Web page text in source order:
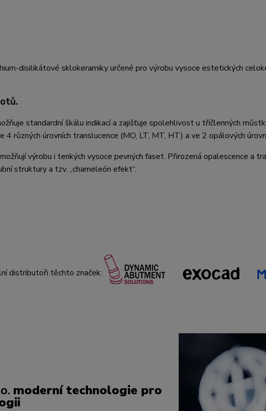
disilikátové sklokeramiky určené pro výrobu vysoce estetických
standardní škálu indikací a zajišťuje spolehlivost u tříčlenných
4 různých úrovních translucence (MO, LT, MT, HT) a ve 2 opálových
výrobu i tenkých vysoce pevných faset. Přirozená opalescence a
struktury a tzv. „chameleón efekt“.
distributoři těchto značek:
moderní technologie pro